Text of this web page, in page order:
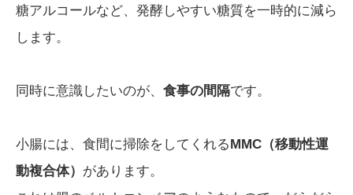
糖アルコールなど、発酵しやすい糖質を一時的に減ら
します。
同時に意識したいのが、 食事の間隔です。
小腸には、食間に掃除をしてくれるMMC（移動性運
動複合体） があります。